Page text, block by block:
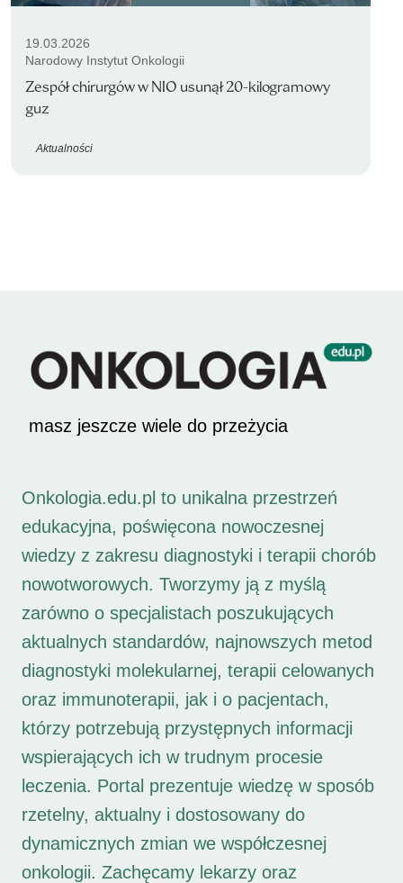
19.03.2026
Narodowy Instytut Onkologii
Zespół chirurgów w NIO usunął 20-kilogramowy
guz
Aktualności
masz jeszcze wiele do przeżycia
Onkologia.edu.pl to unikalna przestrzeń
edukacyjna, poświęcona nowoczesnej
wiedzy z zakresu diagnostyki i terapii chorób
nowotworowych. Tworzymy ją z myślą
zarówno o specjalistach poszukujących
aktualnych standardów, najnowszych metod
diagnostyki molekularnej, terapii celowanych
oraz immunoterapii, jak i o pacjentach,
którzy potrzebują przystępnych informacji
wspierających ich w trudnym procesie
leczenia. Portal prezentuje wiedzę w sposób
rzetelny, aktualny i dostosowany do
dynamicznych zmian we współczesnej
onkologii. Zachęcamy lekarzy oraz